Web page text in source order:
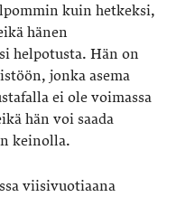
kuin hetkeksi,
hänen
helpotusta. Hän on
jonka asema
ei ole voimassa
hän voi saada
keinolla.
viisivuotiaana